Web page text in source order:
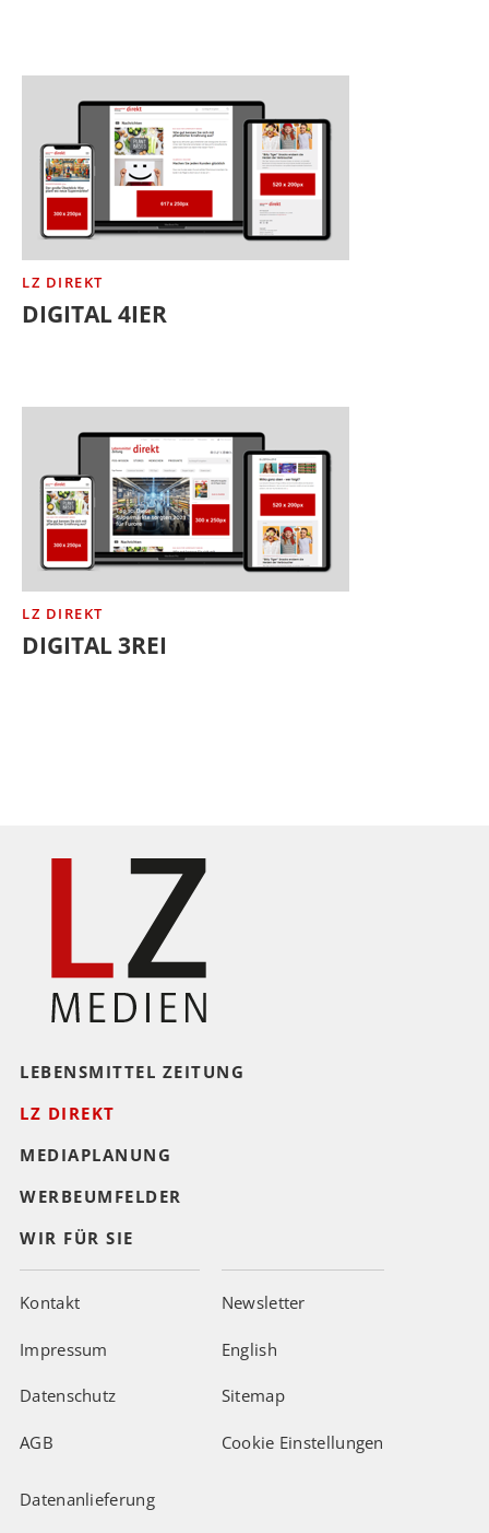
LZ DIREKT
DIGITAL 4IER
LZ DIREKT
DIGITAL 3REI
LEBENSMITTEL ZEITUNG
LZ DIREKT
MEDIAPLANUNG
WERBEUMFELDER
WIR FÜR SIE
Kontakt
Impressum
Datenschutz
AGB
Newsletter
English
Sitemap
Cookie Einstellungen
Datenanlieferung